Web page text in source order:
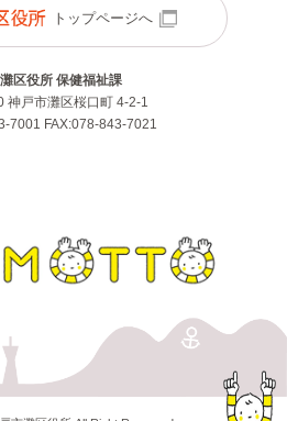
トップページへ
区役所 保健福祉課
神戸市灘区桜口町 4-2-1
7001 FAX:078-843-7021